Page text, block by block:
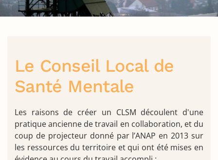
Le Conseil Local de
Santé Mentale
Les raisons de créer un CLSM découlent d'une
pratique ancienne de travail en collaboration, et du
coup de projecteur donné par l’ANAP en 2013 sur
les ressources du territoire et qui ont été mises en